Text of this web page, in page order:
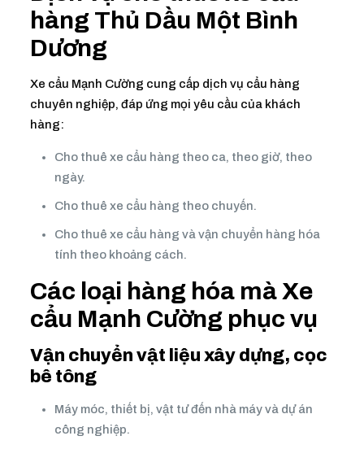
hàng Thủ Dầu Một Bình
Dương
Xe cẩu Mạnh Cường cung cấp dịch vụ cẩu hàng
chuyên nghiệp, đáp ứng mọi yêu cầu của khách
hàng:
Cho thuê xe cẩu hàng theo ca, theo giờ, theo
ngày.
Cho thuê xe cẩu hàng theo chuyến.
Cho thuê xe cẩu hàng và vận chuyển hàng hóa
tính theo khoảng cách.
Các loại hàng hóa mà Xe
cẩu Mạnh Cường phục vụ
Vận chuyển vật liệu xây dựng, cọc
bê tông
Máy móc, thiết bị, vật tư đến nhà máy và dự án
công nghiệp.